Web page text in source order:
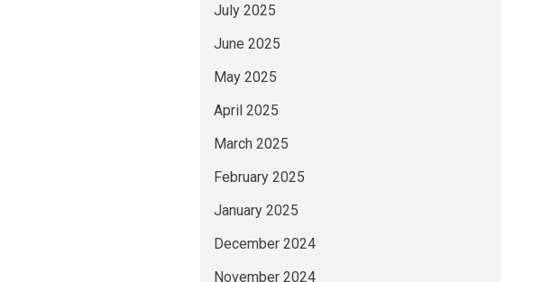
July 2025
June 2025
May 2025
April 2025
March 2025
February 2025
January 2025
December 2024
November 2024